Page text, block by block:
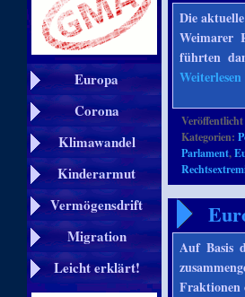
Europa
Corona
Klimawandel
Kinderarmut
Vermögensdrift
Migration
Leicht erklärt!
Die
Weimarer
führten
Weiterlesen
Kategorien:
Parlament,
Auf Basis
Fraktionen